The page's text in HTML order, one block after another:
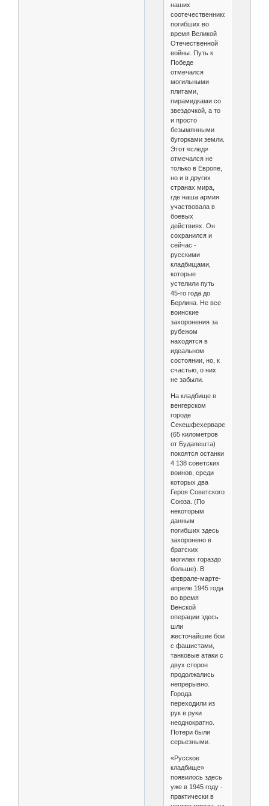
наших
соотечественников,
погибших во
время Великой
Отечественной
войны. Путь к
Победе
отмечался
могильными
плитами,
пирамидками со
звездочкой, а то
и просто
безымянными
бугорками земли.
Этот «след»
отмечался не
только в Европе,
но и в других
странах мира,
где наша армия
участвовала в
боевых
действиях. Он
сохранился и
сейчас -
русскими
кладбищами,
которые
устелили путь
45-го года до
Берлина. Не все
воинские
захоронения за
рубежом
находятся в
идеальном
состоянии, но, к
счастью, о них
не забыли.
На кладбище в
венгерском
городе
Секешфехерваре
(65 километров
от Будапешта)
покоятся останки
4 138 советских
воинов, среди
которых два
Героя Советского
Союза. (По
некоторым
данным
погибших здесь
захоронено в
братских
могилах гораздо
больше). В
феврале-марте-
апреле 1945 года
во время
Венской
операции здесь
шли
жесточайшие бои
с фашистами,
танковые атаки с
двух сторон
продолжались
непрерывно.
Города
переходили из
рук в руки
неоднократно.
Потери были
серьезными.
«Русское
кладбище»
появилось здесь
уже в 1945 году -
практически в